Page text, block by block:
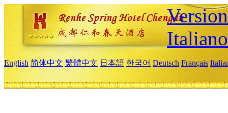
Italiano
English 简体中文 繁體中文 日本語 한국어 Deutsch Français